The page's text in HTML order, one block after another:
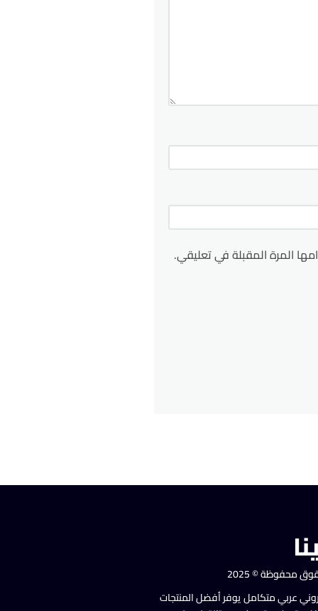
المرة المقبلة في تعليقي.
محفوظة © 2025
عربي متكامل يوفر أفضل المنتجات